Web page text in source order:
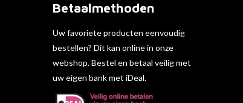
Betaalmethoden
Uw favoriete producten eenvoudig
bestellen? Dit kan online in onze
webshop. Bestel en betaal veilig met
uw eigen bank met iDeal.